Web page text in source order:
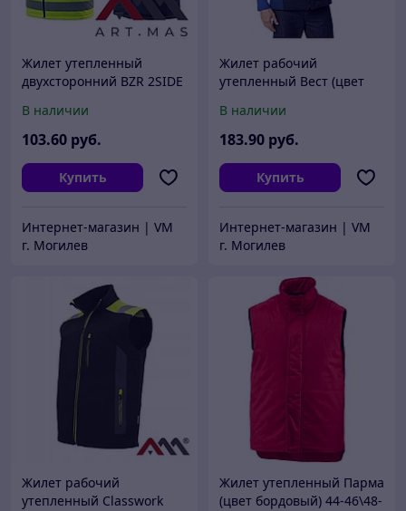
Жилет утепленный
двухсторонний BZR 2SIDE
желтый/синий)
В наличии
103.60 руб.
Купить
Интернет-магазин | VM
г. Могилев
Жилет рабочий
утепленный Вест (цвет
В наличии
183.90 руб.
Купить
Интернет-магазин | VM
г. Могилев
Жилет рабочий
утепленный Classwork
Жилет утепленный Парма
(цвет бордовый) 44-46\48-